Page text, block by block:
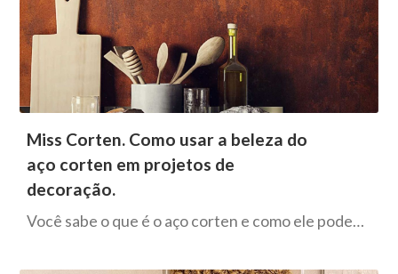
Miss Corten. Como usar a beleza do
aço corten em projetos de
decoração.
Você sabe o que é o aço corten e como ele pode…